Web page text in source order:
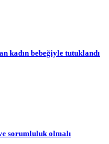
kadın bebeğiyle tutuklandı
sorumluluk olmalı